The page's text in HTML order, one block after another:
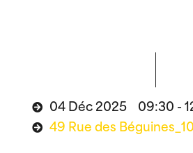
04 Déc 2025 09:30 -
49 Rue des